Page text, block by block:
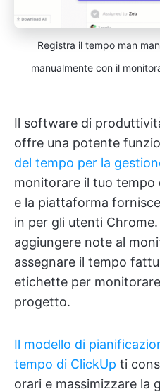
Registra il tempo man
manualmente con il
Il software di
offre una potente
del tempo per la
monitorare il tuo tempo
e la piattaforma
in per gli utenti
aggiungere note al
assegnare il tempo
etichette per
progetto.
Il modello di
tempo di ClickUp ti
orari e massimizzare la